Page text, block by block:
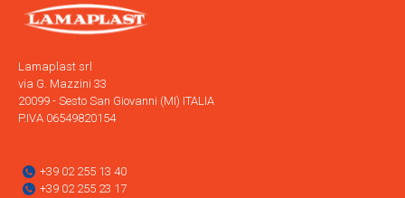
Lamaplast srl
via G. Mazzini 33
20099 - Sesto San Giovanni (MI) ITALIA
P.IVA 06549820154
+39 02 255 13 40
+39 02 255 23 17